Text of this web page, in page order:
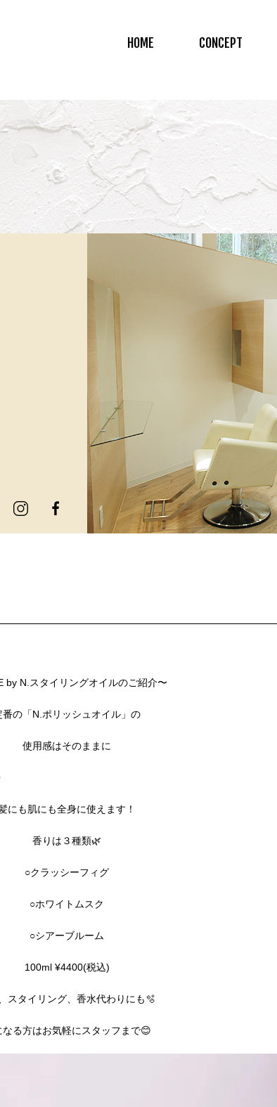
HOME CONCEPT
by N.スタイリングオイルのご紹介〜
番の「N.ポリッシュオイル」の
使用感はそのままに
にも肌にも全身に使えます！
香りは３種類🌿
○クラッシーフィグ
○ホワイトムスク
○シアーブルーム
100ml ¥4400(税込)
スタイリング、香水代わりにも🫧
なる方はお気軽にスタッフまで😊